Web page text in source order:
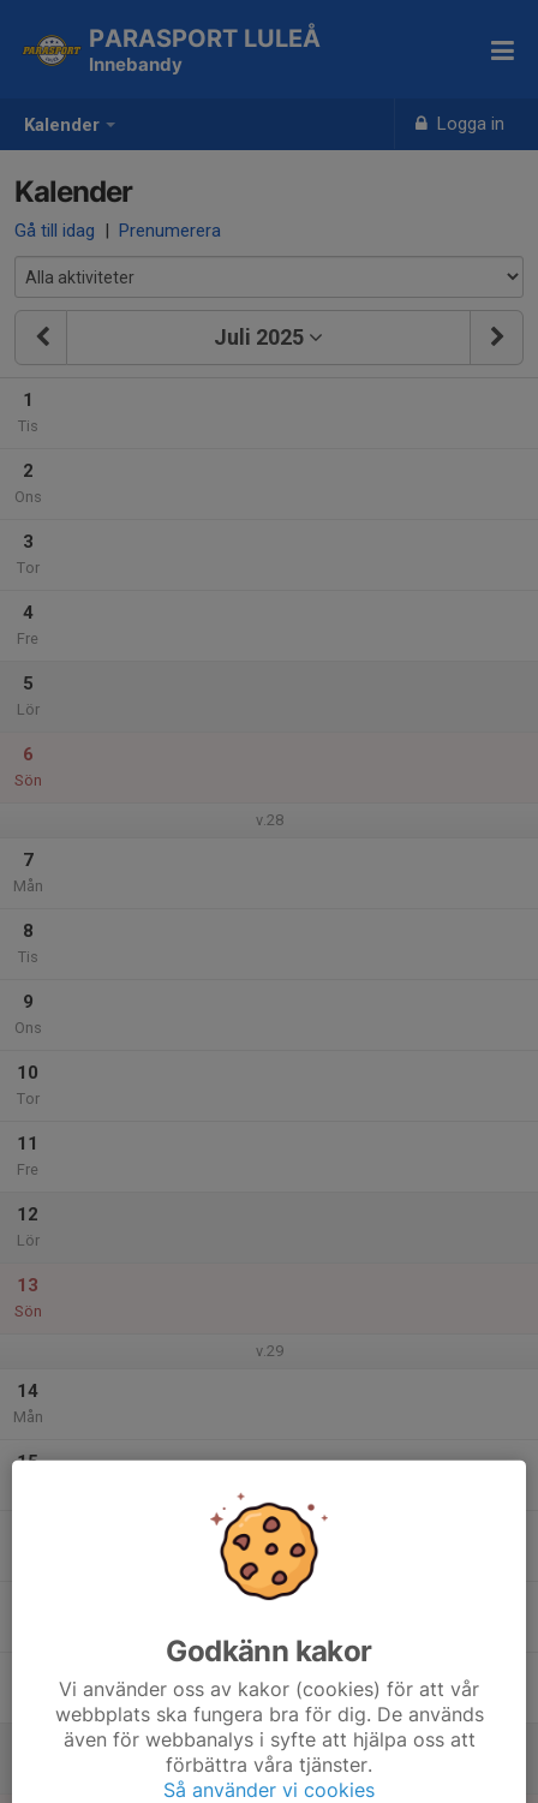
Kalender Logga in
PARASPORT LULEÅ
Innebandy
Kalender
Gå till idag | Prenumerera
Juli 2025
1
Tis
2
Ons
3
Tor
4
Fre
5
Lör
6
Sön
v.28
7
Mån
8
Tis
9
Ons
10
Tor
11
Fre
12
Lör
13
Sön
v.29
14
Mån
15
Godkänn kakor
Vi använder oss av kakor (cookies) för att vår
webbplats ska fungera bra för dig. De används
även för webbanalys i syfte att hjälpa oss att
förbättra våra tjänster.
Så använder vi cookies